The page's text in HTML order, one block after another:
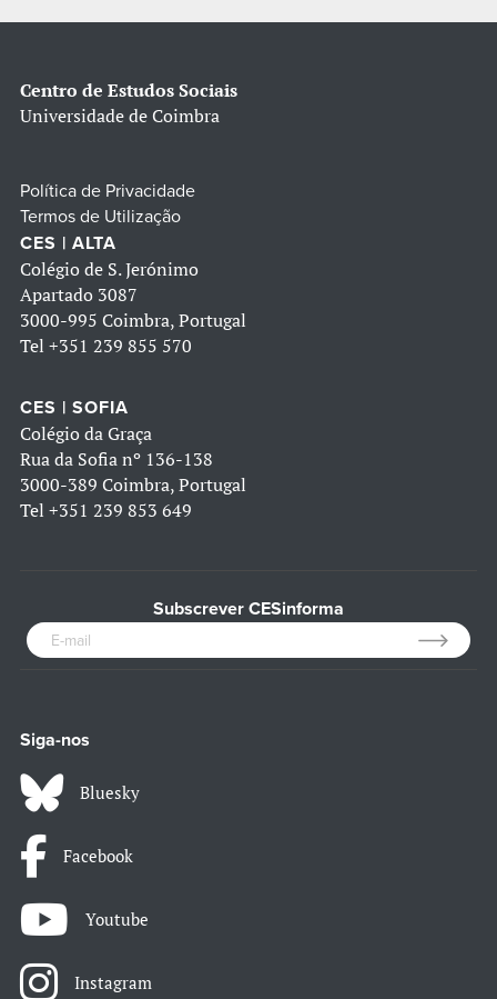
Centro de Estudos Sociais
Universidade de Coimbra
Política de Privacidade
Termos de Utilização
CES | ALTA
Colégio de S. Jerónimo
Apartado 3087
3000-995 Coimbra, Portugal
Tel +351 239 855 570
CES | SOFIA
Colégio da Graça
Rua da Sofia nº 136-138
3000-389 Coimbra, Portugal
Tel +351 239 853 649
Subscrever CESinforma
Siga-nos
Bluesky
Facebook
Youtube
Instagram